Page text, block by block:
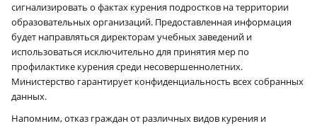
сигнализировать о фактах курения подростков на территории
образовательных организаций. Предоставленная информация
будет направляться директорам учебных заведений и
использоваться исключительно для принятия мер по
профилактике курения среди несовершеннолетних.
Министерство гарантирует конфиденциальность всех собранных
данных.
Напомним, отказ граждан от различных видов курения и